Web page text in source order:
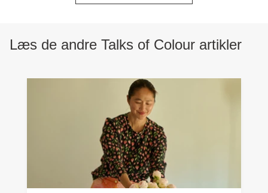
Læs de andre Talks of Colour artikler